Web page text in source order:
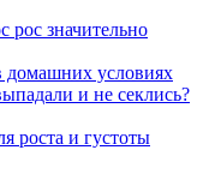
рос значительно
домашних условиях
и не секлись?
роста и густоты